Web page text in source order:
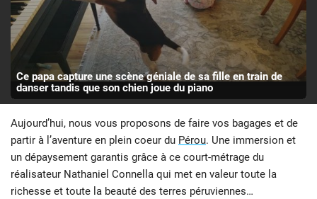
Ce papa capture une scène géniale de sa fille en train de
danser tandis que son chien joue du piano
Aujourd’hui, nous vous proposons de faire vos bagages et de
partir à l’aventure en plein coeur du Pérou. Une immersion et
un dépaysement garantis grâce à ce court-métrage du
réalisateur Nathaniel Connella qui met en valeur toute la
richesse et toute la beauté des terres péruviennes…